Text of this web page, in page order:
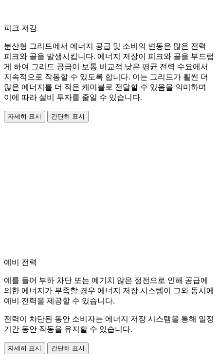
피크 저감
분산형 그리드에서 에너지 공급 및 소비의 변동은 많은 전력
피크와 골을 발생시킵니다. 에너지 저장이 피크와 골을 부드럽
게 하여 그리드 공급이 보통 비교적 낮은 평균 전력 수요에서
지속적으로 작동할 수 있도록 합니다. 이는 그리드가 훨씬 더
많은 에너지를 더 적은 케이블로 전달할 수 있음을 의미하며
이에 따라 설비 투자를 줄일 수 있습니다.
자세히 표시 간단히 표시
예비 전력
예를 들어 부하 차단 또는 예기치 않은 정전으로 인해 공급에
의한 에너지가 부족할 경우 에너지 저장 시스템이 그와 동시에
예비 전력을 제공할 수 있습니다.
전력이 차단된 동안 소비자는 에너지 저장 시스템을 통해 일정
기간 동안 작동을 유지할 수 있습니다.
자세히 표시 간단히 표시